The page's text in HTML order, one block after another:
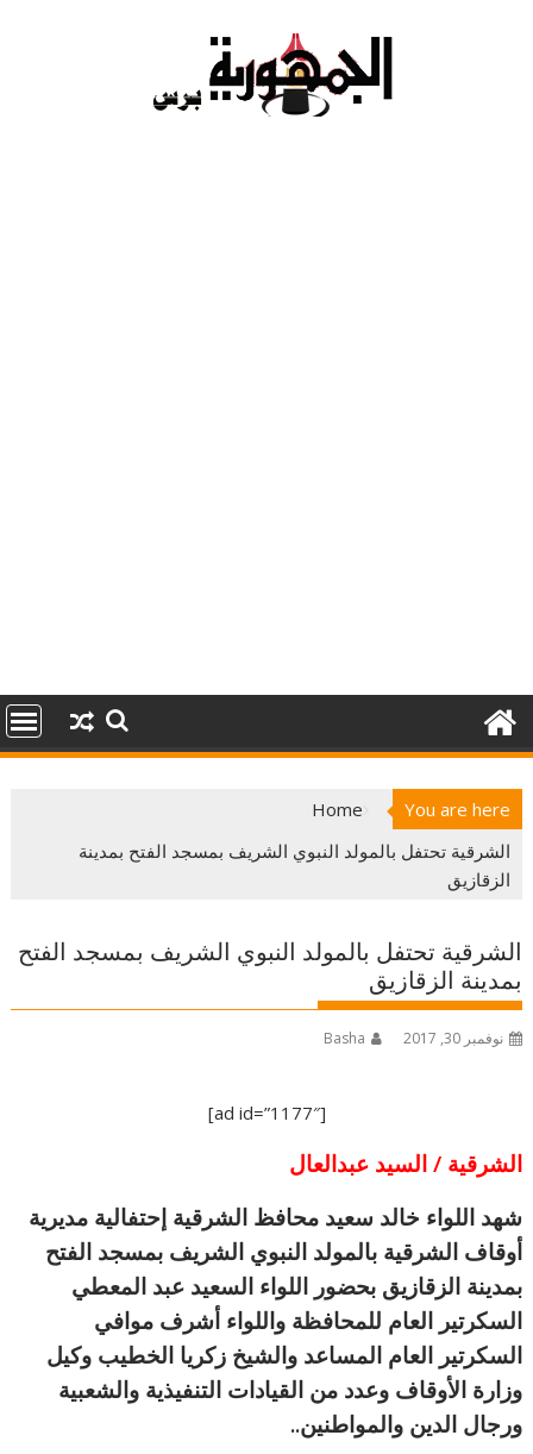
You are here
Home
الشرقية تحتفل بالمولد النبوي الشريف بمسجد الفتح بمدينة
الزقازيق
الشرقية تحتفل بالمولد النبوي الشريف بمسجد الفتح
بمدينة الزقازيق
نوفمبر 30, 2017 Basha
[ad id=”1177″]
الشرقية / السيد عبدالعال
شهد اللواء خالد سعيد محافظ الشرقية إحتفالية مديرية
أوقاف الشرقية بالمولد النبوي الشريف بمسجد الفتح
بمدينة الزقازيق بحضور اللواء السعيد عبد المعطي
السكرتير العام للمحافظة واللواء أشرف موافي
السكرتير العام المساعد والشيخ زكريا الخطيب وكيل
وزارة الأوقاف وعدد من القيادات التنفيذية والشعبية
ورجال الدين والمواطنين..